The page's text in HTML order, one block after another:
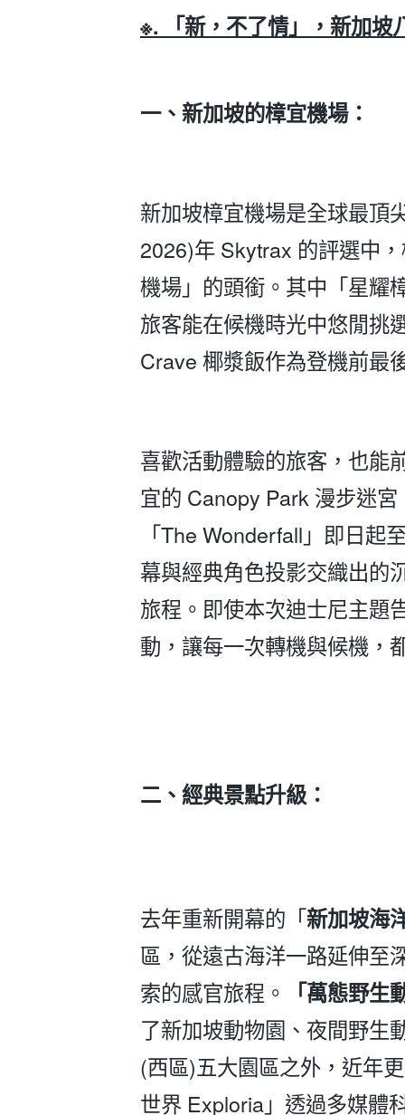
※. 「新，不了情」，新加
一、新加坡的樟宜機場：
新加坡樟宜機場是全球最頂
2026)年 Skytrax 的評選中
機場」的頭銜。其中「星耀
旅客能在候機時光中悠閒挑
Crave 椰漿飯作為登機前最
喜歡活動體驗的旅客，也能
宜的 Canopy Park 漫步迷
「The Wonderfall」即日
幕與經典角色投影交織出的
旅程。即使本次迪士尼主題
動，讓每一次轉機與候機，
二、經典景點升級：
去年重新開幕的「新加坡海
區，從遠古海洋一路延伸至
索的感官旅程。
「萬態野生
了新加坡動物園、夜間野生
(西區)五大園區之外，近年
世界 Exploria」透過多媒體